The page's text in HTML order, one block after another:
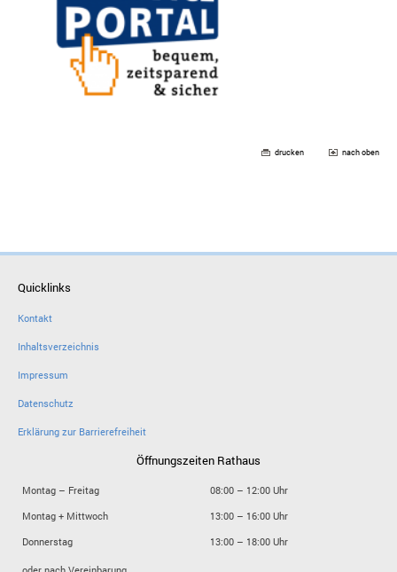
drucken nach oben
Quicklinks
Kontakt
Inhaltsverzeichnis
Impressum
Datenschutz
Erklärung zur Barrierefreiheit
Öffnungszeiten Rathaus
Montag – Freitag
08:00 – 12:00 Uhr
Montag + Mittwoch
13:00 – 16:00 Uhr
Donnerstag
13:00 – 18:00 Uhr